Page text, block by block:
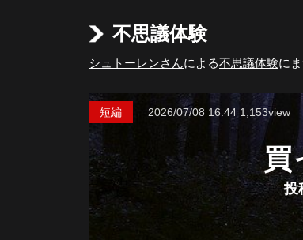
不思議体験
シュトーレンさんによる不思議体験に
買
投
短編 2026/07/08 16:44 1,153view